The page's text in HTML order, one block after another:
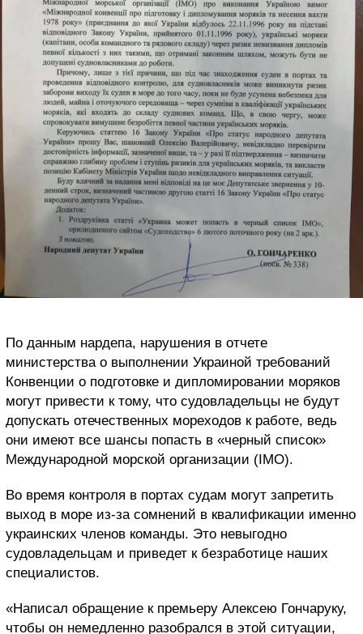
По данным нардепа, нарушения в отчете
министерства о выполнении Украиной требований
Конвенции о подготовке и дипломировании моряков
могут привести к тому, что судовладельцы не будут
допускать отечественных мореходов к работе, ведь
они имеют все шансы попасть в «черный список»
Международной морской организации (IMO).
Во время контроля в портах судам могут запретить
выход в море из-за сомнений в квалификации именно
украинских членов команды. Это невыгодно
судовладельцам и приведет к безработице наших
специалистов.
«Написал обращение к премьеру Алексею Гончаруку,
чтобы он немедленно разобрался в этой ситуации,